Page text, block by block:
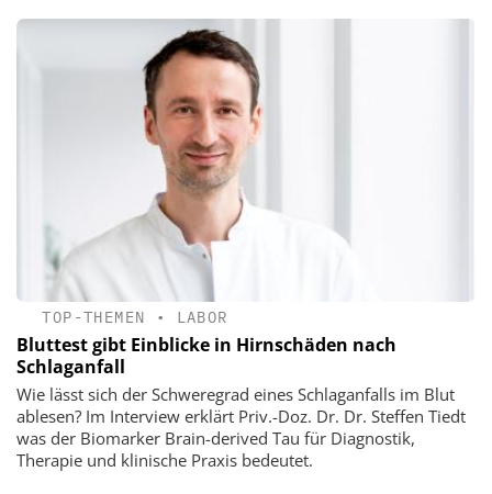
TOP-THEMEN • LABOR
Bluttest gibt Einblicke in Hirnschäden nach
Schlaganfall
Wie lässt sich der Schweregrad eines Schlaganfalls im Blut
ablesen? Im Interview erklärt Priv.-Doz. Dr. Dr. Steffen Tiedt
was der Biomarker Brain-derived Tau für Diagnostik,
Therapie und klinische Praxis bedeutet.